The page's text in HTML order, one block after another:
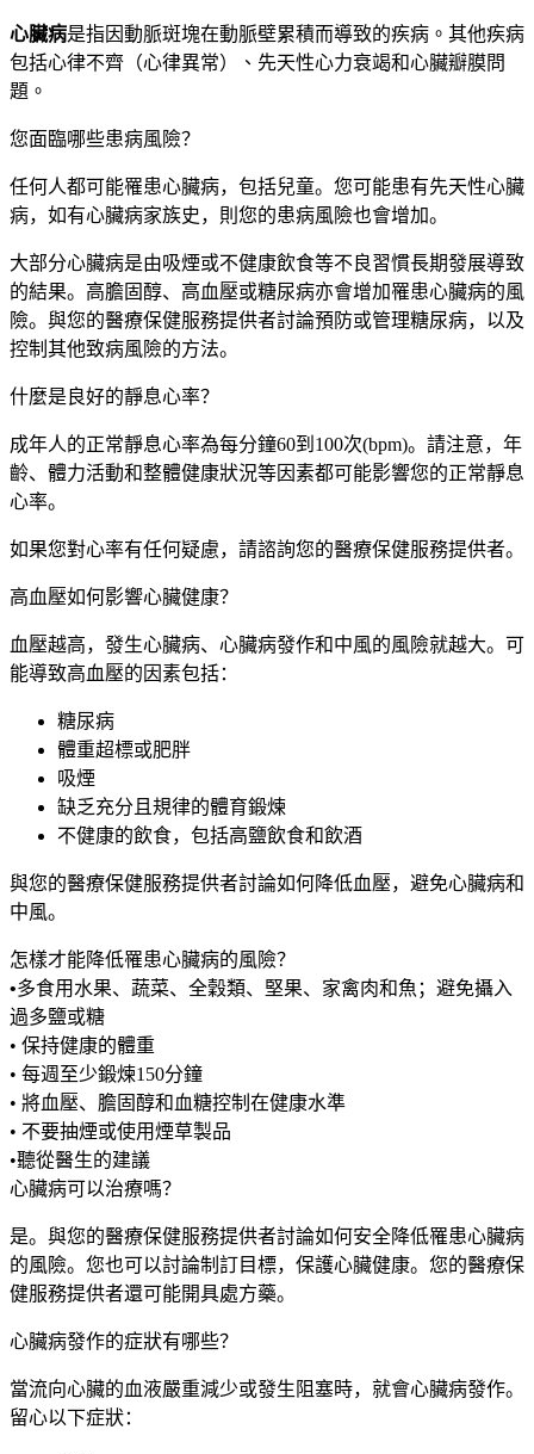
心臟病是指因動脈斑塊在動脈壁累積而導致的疾病。其他疾病
包括心律不齊（心律異常）、先天性心力衰竭和心臟瓣膜問
題。
您面臨哪些患病風險？
任何人都可能罹患心臟病，包括兒童。您可能患有先天性心臟
病，如有心臟病家族史，則您的患病風險也會增加。
大部分心臟病是由吸煙或不健康飲食等不良習慣長期發展導致
的結果。高膽固醇、高血壓或糖尿病亦會增加罹患心臟病的風
險。與您的醫療保健服務提供者討論預防或管理糖尿病，以及
控制其他致病風險的方法。
什麼是良好的靜息心率？
成年人的正常靜息心率為每分鐘60到100次(bpm)。請注意，年
齡、體力活動和整體健康狀況等因素都可能影響您的正常靜息
心率。
如果您對心率有任何疑慮，請諮詢您的醫療保健服務提供者。
高血壓如何影響心臟健康？
血壓越高，發生心臟病、心臟病發作和中風的風險就越大。可
能導致高血壓的因素包括：
糖尿病
體重超標或肥胖
吸煙
缺乏充分且規律的體育鍛煉
不健康的飲食，包括高鹽飲食和飲酒
與您的醫療保健服務提供者討論如何降低血壓，避免心臟病和
中風。
怎樣才能降低罹患心臟病的風險？
•多食用水果、蔬菜、全穀類、堅果、家禽肉和魚；避免攝入
過多鹽或糖
• 保持健康的體重
• 每週至少鍛煉150分鐘
• 將血壓、膽固醇和血糖控制在健康水準
• 不要抽煙或使用煙草製品
•聽從醫生的建議
心臟病可以治療嗎？
是。與您的醫療保健服務提供者討論如何安全降低罹患心臟病
的風險。您也可以討論制訂目標，保護心臟健康。您的醫療保
健服務提供者還可能開具處方藥。
心臟病發作的症狀有哪些？
當流向心臟的血液嚴重減少或發生阻塞時，就會心臟病發作。
留心以下症狀：